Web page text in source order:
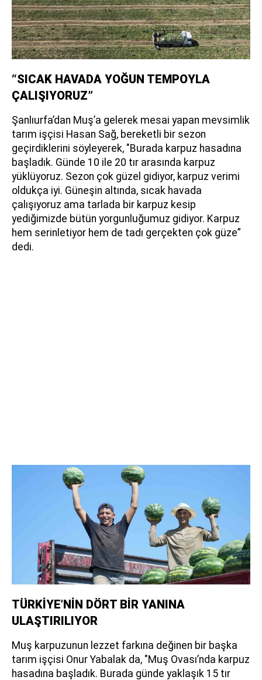
“SICAK HAVADA YOĞUN TEMPOYLA
ÇALIŞIYORUZ”
Şanlıurfa’dan Muş’a gelerek mesai yapan mevsimlik
tarım işçisi Hasan Sağ, bereketli bir sezon
geçirdiklerini söyleyerek, "Burada karpuz hasadına
başladık. Günde 10 ile 20 tır arasında karpuz
yüklüyoruz. Sezon çok güzel gidiyor, karpuz verimi
oldukça iyi. Güneşin altında, sıcak havada
çalışıyoruz ama tarlada bir karpuz kesip
yediğimizde bütün yorgunluğumuz gidiyor. Karpuz
hem serinletiyor hem de tadı gerçekten çok güze”
dedi.
TÜRKİYE’NİN DÖRT BİR YANINA
ULAŞTIRILIYOR
Muş karpuzunun lezzet farkına değinen bir başka
tarım işçisi Onur Yabalak da, "Muş Ovası’nda karpuz
hasadına başladık. Burada günde yaklaşık 15 tır